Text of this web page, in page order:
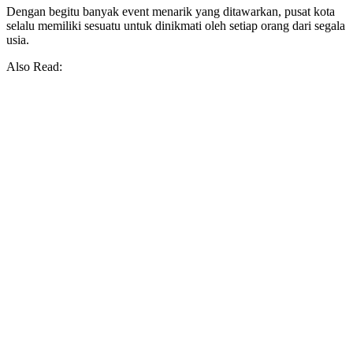
Dengan begitu banyak event menarik yang ditawarkan, pusat kota
selalu memiliki sesuatu untuk dinikmati oleh setiap orang dari segala
usia.
Also Read: